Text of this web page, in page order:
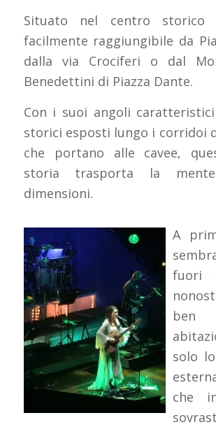
Situato nel centro storico
facilmente raggiungibile da
dalla via Crociferi o dal
Benedettini di Piazza Dante.
Con i suoi angoli
storici esposti lungo i corridoi
che portano alle cavee,
storia trasporta la
dimensioni.
A
fuori
ben
solo
che